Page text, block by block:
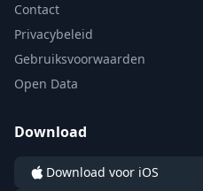
Contact
Privacybeleid
Gebruiksvoorwaarden
Open Data
Download
Download voor iOS